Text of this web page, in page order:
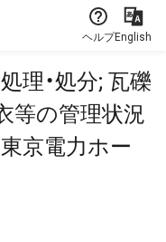
ヘルプEnglish
理・処分; 瓦礫
等の管理状況
京電力ホー